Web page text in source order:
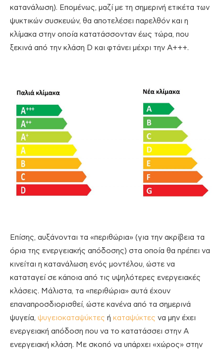
κατανάλωση). Επομένως, μαζί με τη σημερινή ετικέτα των
ψυκτικών συσκευών, θα αποτελέσει παρελθόν και η
κλίμακα στην οποία κατατάσσονταν έως τώρα, που
ξεκινά από την κλάση D και φτάνει μέχρι την Α+++.
Επίσης, αυξάνονται τα «περιθώρια» (για την ακρίβεια τα
όρια της ενεργειακής απόδοσης) στα οποία θα πρέπει να
κινείται η κατανάλωση ενός μοντέλου, ώστε να
καταταγεί σε κάποια από τις υψηλότερες ενεργειακές
κλάσεις. Μάλιστα, τα «περιθώρια» αυτά έχουν
επαναπροσδιορισθεί, ώστε κανένα από τα σημερινά
ψυγεία, ψυγειοκαταψύκτες ή καταψύκτες να μην έχει
ενεργειακή απόδοση που να το κατατάσσει στην Α
ενεργειακή κλάση. Με σκοπό να υπάρχει «χώρος» στην